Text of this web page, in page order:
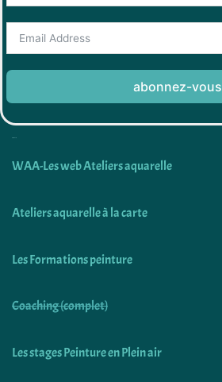
abonnez-vous
WAA-Les web Ateliers aquarelle
Ateliers aquarelle à la carte
Les Formations peinture
Coaching (complet)
Les stages Peinture en Plein air